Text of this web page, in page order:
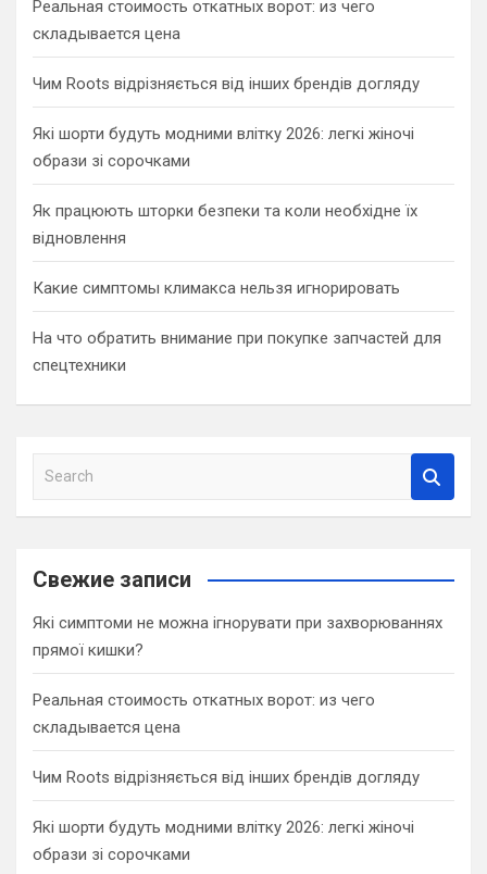
Реальная стоимость откатных ворот: из чего
складывается цена
Чим Roots відрізняється від інших брендів догляду
Які шорти будуть модними влітку 2026: легкі жіночі
образи зі сорочками
Як працюють шторки безпеки та коли необхідне їх
відновлення
Какие симптомы климакса нельзя игнорировать
На что обратить внимание при покупке запчастей для
спецтехники
a
c
Свежие записи
Які симптоми не можна ігнорувати при захворюваннях
прямої кишки?
Реальная стоимость откатных ворот: из чего
складывается цена
Чим Roots відрізняється від інших брендів догляду
Які шорти будуть модними влітку 2026: легкі жіночі
образи зі сорочками